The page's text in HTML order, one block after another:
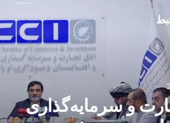
و سرمایه‌گذاری